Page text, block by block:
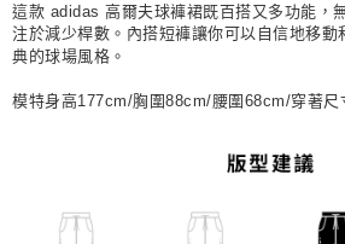
付款後門市自取
每筆NT$80，滿NT$1,500(含以上)免運費
這款 adidas 高爾夫球褲裙既百搭又多功能，
注於減少桿數。內搭短褲讓你可以自信地移動
典的球場風格。
模特身高177cm/胸圍88cm/腰圍68cm/穿著尺